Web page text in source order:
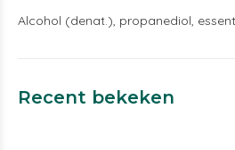
Alcohol (denat.), propanediol,
Recent bekeken